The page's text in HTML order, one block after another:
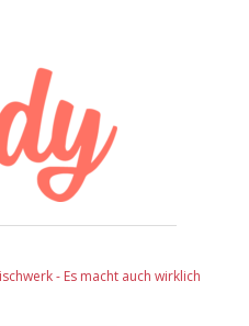
- Es macht auch wirklich